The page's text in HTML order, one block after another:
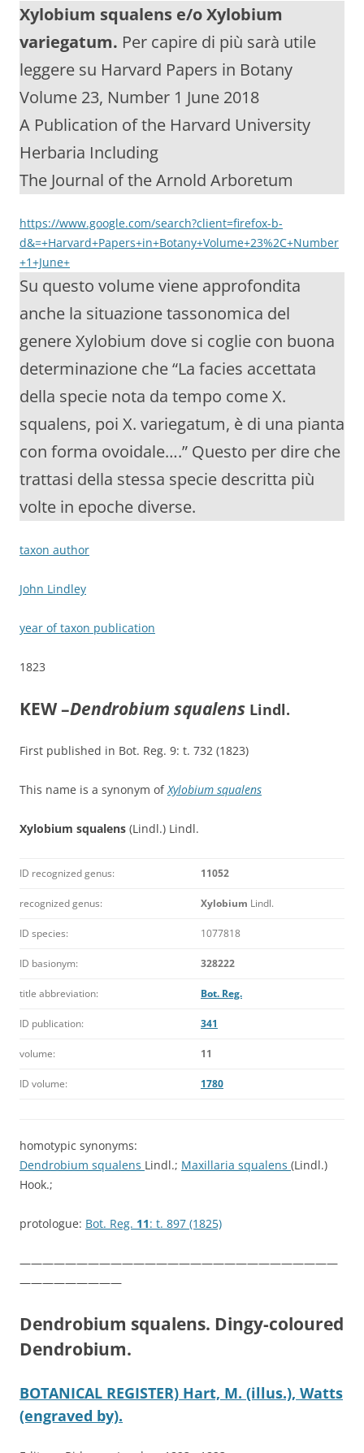
Xylobium squalens e/o Xylobium
variegatum. Per capire di più sarà utile
leggere su Harvard Papers in Botany
Volume 23, Number 1 June 2018
A Publication of the Harvard University
Herbaria Including
The Journal of the Arnold Arboretum
https://www.google.com/search?client=firefox-b-
d&=+Harvard+Papers+in+Botany+Volume+23%2C+Number
+1+June+
Su questo volume viene approfondita
anche la situazione tassonomica del
genere Xylobium dove si coglie con buona
determinazione che “La facies accettata
della specie nota da tempo come X.
squalens, poi X. variegatum, è di una pianta
con forma ovoidale….” Questo per dire che
trattasi della stessa specie descritta più
volte in epoche diverse.
taxon author
John Lindley
year of taxon publication
1823
KEW –Dendrobium squalens Lindl.
First published in Bot. Reg. 9: t. 732 (1823)
This name is a synonym ofXylobium squalens
Xylobium squalens (Lindl.) Lindl.
ID recognized genus: 11052
recognized genus: Xylobium Lindl.
ID species: 1077818
ID basionym: 328222
title abbreviation: Bot. Reg.
ID publication: 341
volume: 11
ID volume: 1780
homotypic synonyms:
Dendrobium squalens Lindl.; Maxillaria squalens (Lindl.)
Hook.;
protologue: Bot. Reg. 11: t. 897 (1825)
————————————————————————————
—————————
Dendrobium squalens. Dingy-coloured
Dendrobium.
BOTANICAL REGISTER) Hart, M. (illus.), Watts
(engraved by).